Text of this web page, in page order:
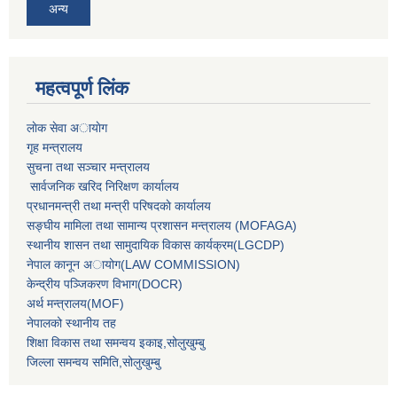
अन्य
महत्वपूर्ण लिंक
लाेक सेवा अायाेग
गृह मन्त्रालय
सुचना तथा सञ्चार मन्त्रालय
सार्वजनिक खरिद निरिक्षण कार्यालय
प्रधानमन्त्री तथा मन्त्री परिषदकाे कार्यालय
सङ्घीय मामिला तथा सामान्य प्रशासन मन्त्रालय (MOFAGA)
स्थानीय शासन तथा सामुदायिक विकास कार्यक्रम(LGCDP)
नेपाल कानून अायोग(LAW COMMISSION)
केन्‍द्रीय पञ्‍जिकरण विभाग(DOCR)
अर्थ मन्‍त्रालय(MOF)
नेपालको स्थानीय तह
शिक्षा विकास तथा समन्वय इकाइ,सोलुखुम्बु
जिल्ला समन्वय समिति,सोलुखुम्बु